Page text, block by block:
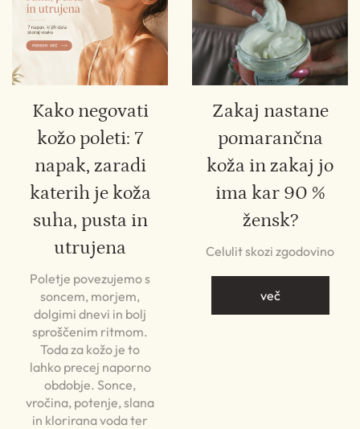
Kako negovati
kožo poleti: 7
napak, zaradi
katerih je koža
suha, pusta in
utrujena
Poletje povezujemo s
soncem, morjem,
dolgimi dnevi in bolj
sproščenim ritmom.
Toda za kožo je to
lahko precej naporno
obdobje. Sonce,
vročina, potenje, slana
in klorirana voda ter
Zakaj nastane
pomarančna
koža in zakaj jo
ima kar 90 %
žensk?
Celulit skozi zgodovino
več